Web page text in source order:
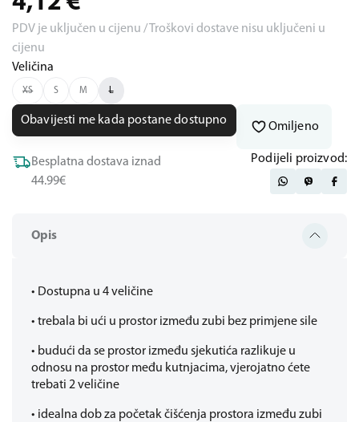
Opis
• Dostupna u 4 veličine
• trebala bi ući u prostor između zubi bez primjene sile
• budući da se prostor između sjekutića razlikuje u
odnosu na prostor među kutnjacima, vjerojatno ćete
trebati 2 veličine
• idealna dob za početak čišćenja prostora između zubi
PDV je uključen u cijenu / Troškovi dostave nisu uključeni u
cijenu
Veličina
XS S M L
Obavijesti me kada postane dostupno
Omiljeno
Besplatna dostava iznad
44.99€
Podijeli proizvod: